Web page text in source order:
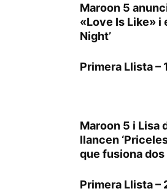
Maroon 5
«Love Is Like» i
Night’
Primera Llista –
Maroon 5 i Lisa
llancen
que fusiona
Primera Llista –